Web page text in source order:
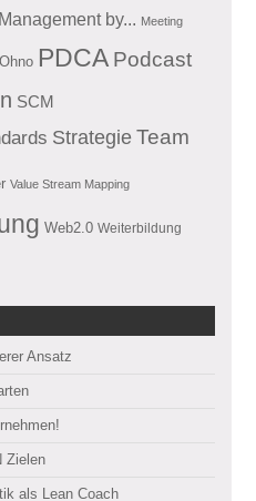
Management by... Meeting
Ohno PDCA Podcast
SCM
Strategie Team
Value Stream Mapping
Web2.0 Weiterbildung
Ansatz
Zielen
als Lean Coach